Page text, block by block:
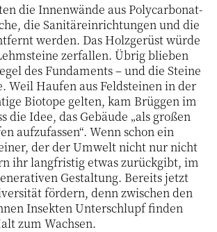
die Innenwände aus Polycarbonat-
die Sanitäreinrichtungen und die
werden. Das Holzgerüst würde
zerfallen. Übrig blieben
des Fundaments – und die Steine
Weil Haufen aus Feldsteinen in der
Biotope gelten, kam Brüggen im
die Idee, das Gebäude „als großen
aufzufassen“. Wenn schon ein
der der Umwelt nicht nur nicht
ihr langfristig etwas zurückgibt, im
Gestaltung. Bereits jetzt
fördern, denn zwischen den
Insekten Unterschlupf finden
zum Wachsen.